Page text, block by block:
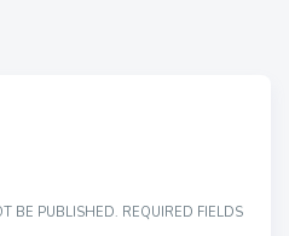
BE PUBLISHED. REQUIRED FIELDS